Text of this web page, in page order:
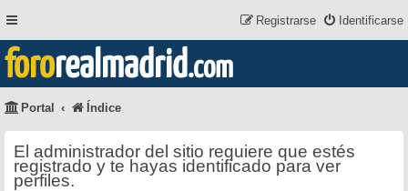
Identificarse
Registrarse
fororealmadrid.com
Portal Índice
El administrador del sitio requiere que estés
registrado y te hayas identificado para ver
perfiles.